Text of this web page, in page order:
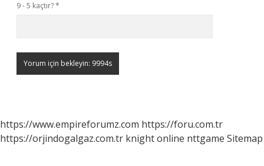
9 - 5 kaçtır?*
https://www.empireforumz.com https://foru.com.tr
https://orjindogalgaz.com.tr knight online nttgame Sitemap